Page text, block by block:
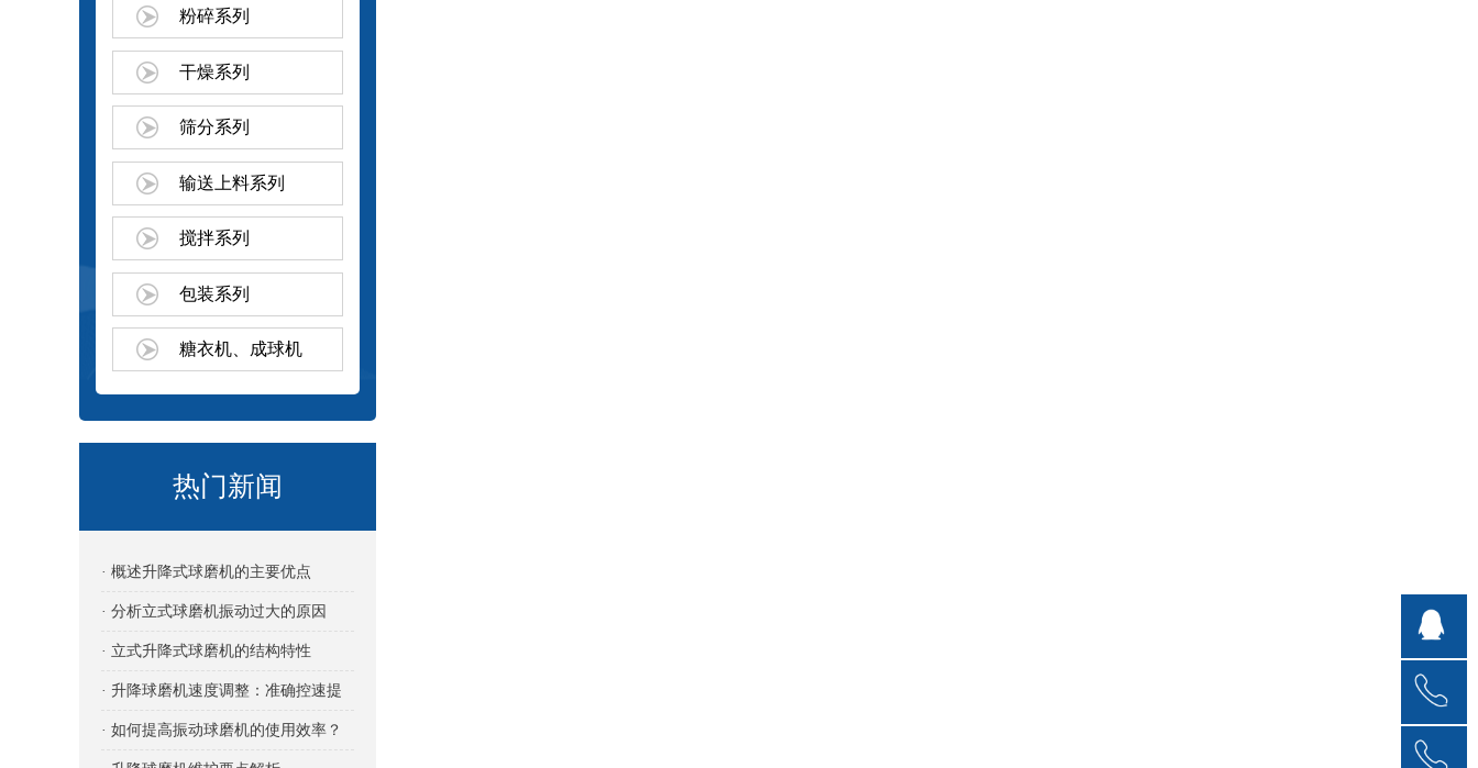
粉碎系列
干燥系列
筛分系列
输送上料系列
搅拌系列
包装系列
糖衣机、成球机
热门新闻
· 概述升降式球磨机的主要优点
· 分析立式球磨机振动过大的原因
· 立式升降式球磨机的结构特性
· 升降球磨机速度调整：准确控速提
效的关键
· 如何提高振动球磨机的使用效率？